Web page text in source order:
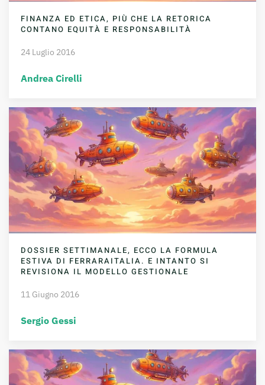
FINANZA ED ETICA, PIÙ CHE LA RETORICA
CONTANO EQUITÀ E RESPONSABILITÀ
24 Luglio 2016
Andrea Cirelli
DOSSIER SETTIMANALE, ECCO LA FORMULA
ESTIVA DI FERRARAITALIA. E INTANTO SI
REVISIONA IL MODELLO GESTIONALE
11 Giugno 2016
Sergio Gessi